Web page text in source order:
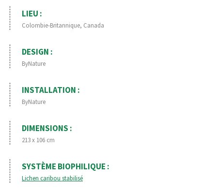
LIEU :
Colombie-Britannique, Canada
DESIGN :
ByNature
INSTALLATION :
ByNature
DIMENSIONS :
213 x 106 cm
SYSTÈME BIOPHILIQUE :
Lichen caribou stabilisé